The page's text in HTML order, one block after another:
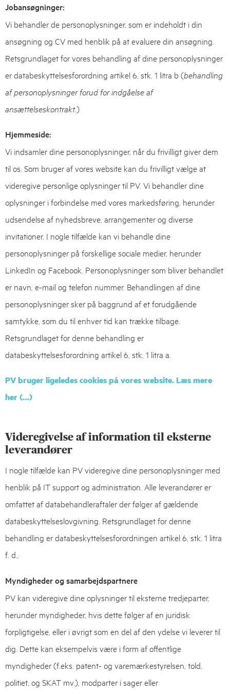
Jobansøgninger:
Vi behandler de personoplysninger, som er indeholdt i din
ansøgning og CV med henblik på at evaluere din ansøgning.
Retsgrundlaget for vores behandling af dine personoplysninger
er databeskyttelsesforordning artikel 6, stk. 1 litra b (behandling
af personoplysninger forud for indgåelse af
ansættelseskontrakt.)
Hjemmeside:
Vi indsamler dine personoplysninger, når du frivilligt giver dem
til os. Som bruger af vores website kan du frivilligt vælge at
videregive personlige oplysninger til PV. Vi behandler dine
oplysninger i forbindelse med vores markedsføring, herunder
udsendelse af nyhedsbreve, arrangementer og diverse
invitationer. I nogle tilfælde kan vi behandle dine
personoplysninger på forskellige sociale medier, herunder
LinkedIn og Facebook. Personoplysninger som bliver behandlet
er navn, e-mail og telefon nummer. Behandlingen af dine
personoplysninger sker på baggrund af et forudgående
samtykke, som du til enhver tid kan trække tilbage.
Retsgrundlaget for denne behandling er
databeskyttelsesforordning artikel 6, stk. 1 litra a.
PV bruger ligeledes cookies på vores website. Læs mere
her (…)
Videregivelse af information til eksterne
leverandører
I nogle tilfælde kan PV videregive dine personoplysninger med
henblik på IT support og administration. Alle leverandører er
omfattet af databehandleraftaler der følger af gældende
databeskyttelseslovgivning. Retsgrundlaget for denne
behandling er databeskyttelsesforordningen artikel 6, stk. 1 litra
f. d.,
Myndigheder og samarbejdspartnere
PV kan videregive dine oplysninger til eksterne tredjeparter,
herunder myndigheder, hvis dette følger af en juridisk
forpligtigelse, eller i øvrigt som en del af den ydelse vi leverer til
dig. Dette kan eksempelvis være i form af offentlige
myndigheder (f.eks. patent- og varemærkestyrelsen, told,
politiet, og SKAT mv.), modparter i sager eller